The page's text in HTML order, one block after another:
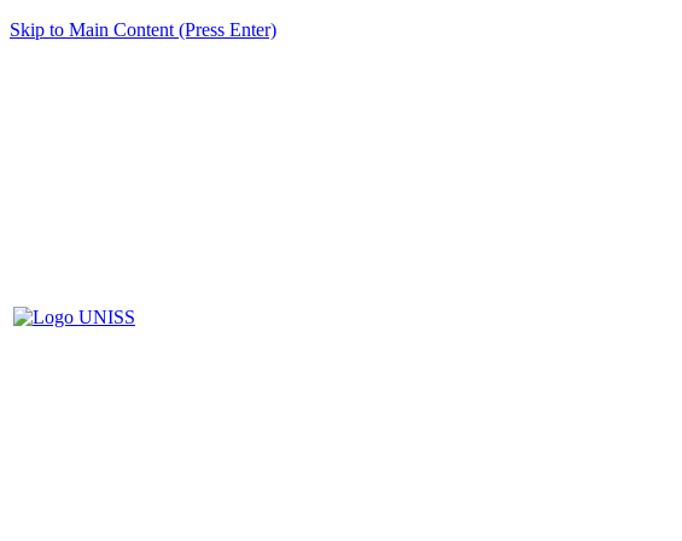
Skip to Main Content (Press Enter)